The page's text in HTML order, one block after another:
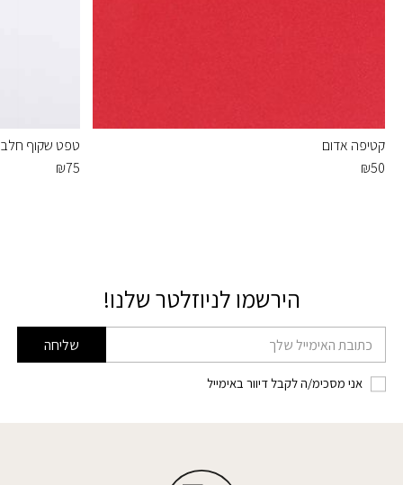
קטיפה אדום
₪50
טפט שקוף חלבי
₪75
הירשמו לניוזלטר שלנו!
דוא׳׳ל שליחה
אני מסכימ/ה לקבל דיוור באימייל